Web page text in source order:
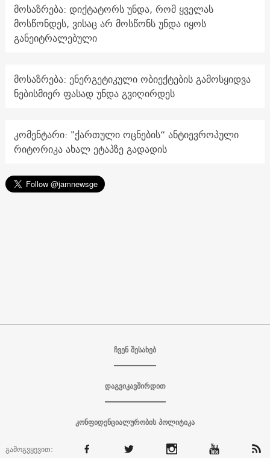
მოსაზრება: დიქტატორს უნდა, რომ ყველას
მოსწონდეს, ვისაც არ მოსწონს უნდა იყოს
განეიტრალებული
მოსაზრება: ენერგეტიკული ობიექტების გამოსყიდვა
ნებისმიერ ფასად უნდა გვიღირდეს
კომენტარი: "ქართული ოცნების“ ანტიევროპული
რიტორიკა ახალ ეტაპზე გადადის
ჩვენ შესახებ
დაგვიკავშირდით
კონფიდენციალურობის პოლიტიკა
გამოგვყევით: